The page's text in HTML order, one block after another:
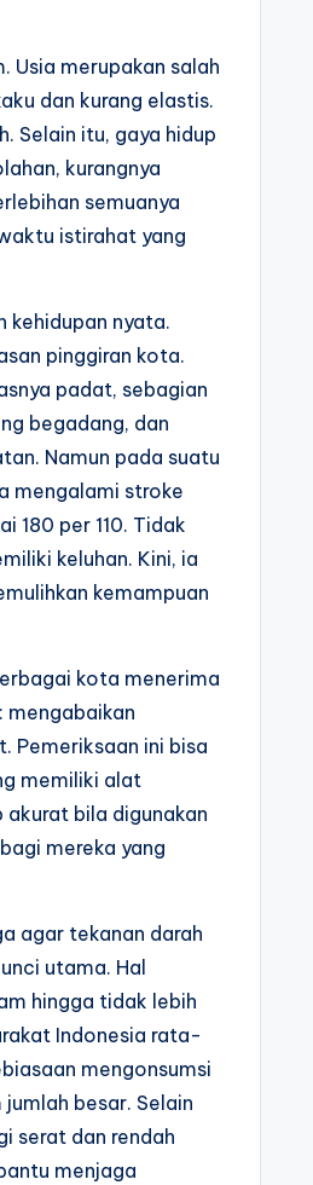
merupakan salah
dan kurang elastis.
Selain itu, gaya hidup
kurangnya
semuanya
istirahat yang
kehidupan nyata.
pinggiran kota.
padat, sebagian
begadang, dan
Namun pada suatu
mengalami stroke
180 per 110. Tidak
keluhan. Kini, ia
kemampuan
kota menerima
mengabaikan
Pemeriksaan ini bisa
memiliki alat
akurat bila digunakan
mereka yang
agar tekanan darah
utama. Hal
hingga tidak lebih
Indonesia rata-
mengonsumsi
besar. Selain
serat dan rendah
menjaga